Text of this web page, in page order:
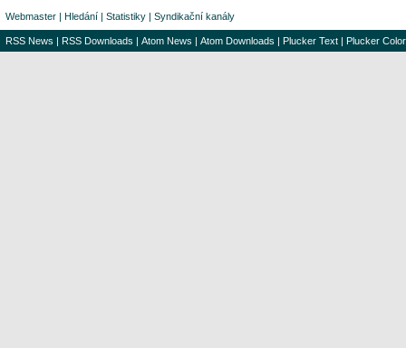
Webmaster | Hledání | Statistiky | Syndikační kanály
RSS News | RSS Downloads | Atom News | Atom Downloads | Plucker Text | Plucker Color